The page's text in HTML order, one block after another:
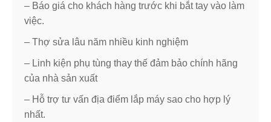
– Báo giá cho khách hàng trước khi bắt tay vào làm
việc.
– Thợ sửa lâu năm nhiều kinh nghiệm
– Linh kiện phụ tùng thay thế đảm bảo chính hãng
của nhà sản xuất
– Hỗ trợ tư vấn địa điểm lắp máy sao cho hợp lý
nhất.